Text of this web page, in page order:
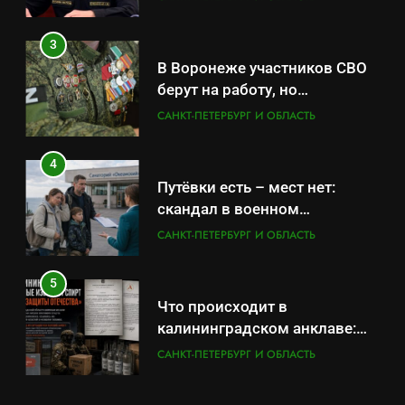
3
В Воронеже участников СВО
берут на работу, но
удержаться удаётся не всем
САНКТ-ПЕТЕРБУРГ И ОБЛАСТЬ
4
Путёвки есть – мест нет:
скандал в военном
санатории Владивостока
САНКТ-ПЕТЕРБУРГ И ОБЛАСТЬ
5
Что происходит в
калининградском анклаве:
военные изымают спирт «для
САНКТ-ПЕТЕРБУРГ И ОБЛАСТЬ